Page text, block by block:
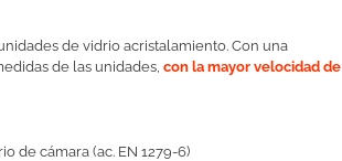
de vidrio acristalamiento. Con una
de las unidades, con la mayor velocidad de
de cámara (ac. EN 1279-6)